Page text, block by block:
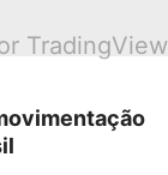
TradingView